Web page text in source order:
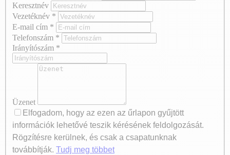
Keresztnév
Vezetéknév *
E-mail cím *
Telefonszám *
Irányítószám *
Üzenet
Elfogadom, hogy az ezen az űrlapon gyűjtött
információk lehetővé teszik kérésének feldolgozását.
Rögzítésre kerülnek, és csak a csapatunknak
továbbítják. Tudj meg többet